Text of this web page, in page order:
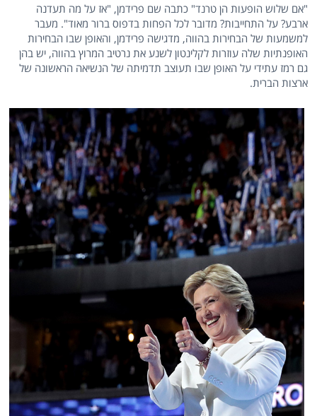
"אם שלוש הופעות הן טרנד" כתבה שם פרידמן, "אז על מה תעדנה
ארבע? על התחייבות? מדובר לכל הפחות בדפוס ברור מאוד". מעבר
למשמעות של הבחירות בהווה, מדגישה פרידמן, והאופן שבו הבחירות
האופנתיות שלה עוזרות לקלינטון לשנע את נרטיב המרוץ בהווה, יש בהן
גם רמז עתידי על האופן שבו תעוצב תדמיתה של הנשיאה הראשונה של
ארצות הברית.